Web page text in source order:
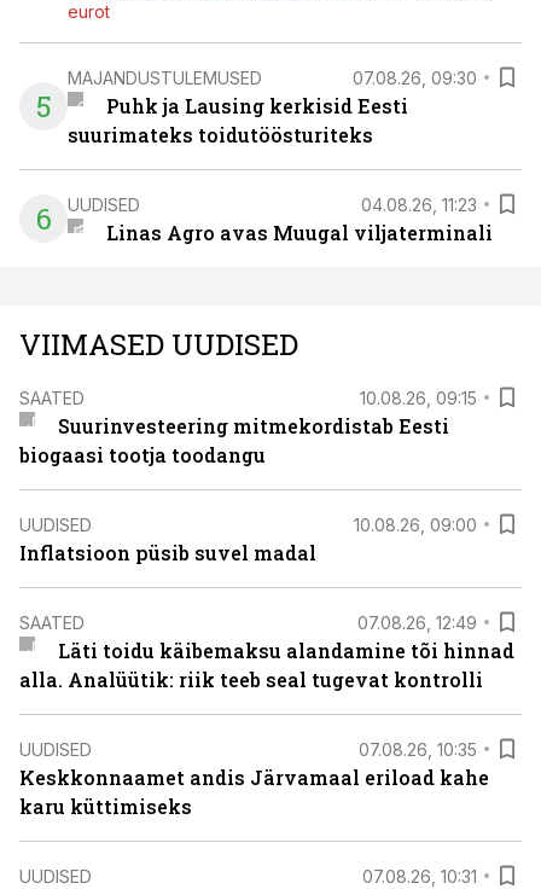
eurot
5
MAJANDUSTULEMUSED 07.08.26, 09:30
Puhk ja Lausing kerkisid Eesti
suurimateks toidutöösturiteks
6 UUDISED 04.08.26, 11:23
Linas Agro avas Muugal viljaterminali
VIIMASED UUDISED
SAATED 10.08.26, 09:15
Suurinvesteering mitmekordistab Eesti
biogaasi tootja toodangu
UUDISED 10.08.26, 09:00
Inflatsioon püsib suvel madal
SAATED 07.08.26, 12:49
Läti toidu käibemaksu alandamine tõi hinnad
alla. Analüütik: riik teeb seal tugevat kontrolli
UUDISED 07.08.26, 10:35
Keskkonnaamet andis Järvamaal eriload kahe
karu küttimiseks
UUDISED 07.08.26, 10:31